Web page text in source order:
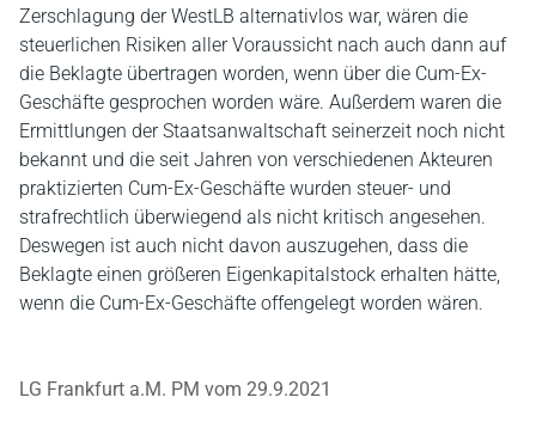
Zerschlagung der WestLB alternativlos war, wären die
steuerlichen Risiken aller Voraussicht nach auch dann auf
die Beklagte übertragen worden, wenn über die Cum-Ex-
Geschäfte gesprochen worden wäre. Außerdem waren die
Ermittlungen der Staatsanwaltschaft seinerzeit noch nicht
bekannt und die seit Jahren von verschiedenen Akteuren
praktizierten Cum-Ex-Geschäfte wurden steuer- und
strafrechtlich überwiegend als nicht kritisch angesehen.
Deswegen ist auch nicht davon auszugehen, dass die
Beklagte einen größeren Eigenkapitalstock erhalten hätte,
wenn die Cum-Ex-Geschäfte offengelegt worden wären.
LG Frankfurt a.M. PM vom 29.9.2021